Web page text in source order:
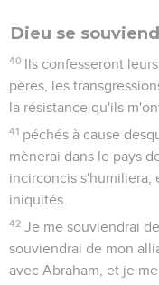
Dieu se
40 Ils confesseront
pères, les
la résistance qu'ils
41 péchés à cause
mènerai dans le pays
incirconcis s'humiliera,
iniquités.
42 Je me souviendrai
souviendrai de mon
avec Abraham, et je